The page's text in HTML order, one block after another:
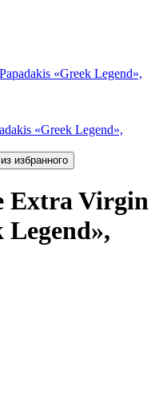
«Greek Legend»,
Extra Virgin
Legend»,